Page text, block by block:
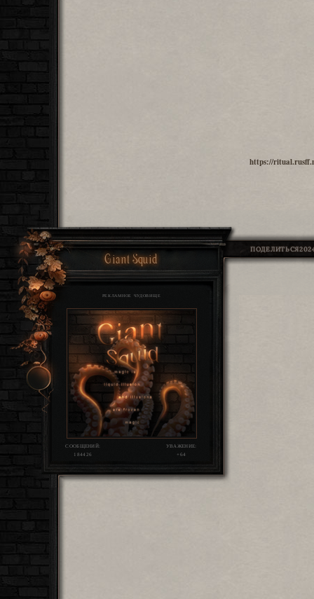
https://
ПОДЕЛИТЬСЯ
Giant Squid
РЕКЛАМНОЕ ЧУДОВИЩЕ
СООБЩЕНИЙ:
184426
УВАЖЕНИЕ:
+64